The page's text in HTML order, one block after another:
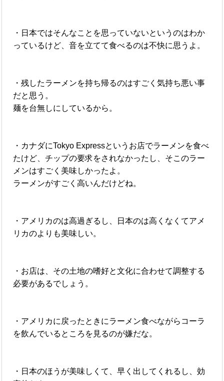
・日本ではそんなことを思っていないというのはわか
っているけど、音を立てて食べるのは不快に思うよ。
・残したラーメンを持ち帰るのはすごく気持ち悪い事
だと思う。
麺を台無しにしているから。
・カナダにTokyo Expressというお店でラーメンを食べ
たけど、チップの要求をされなかったし、そこのラー
メンはすごく美味しかったよ。
ラーメンがすごく高いんだけどね。
・アメリカのは高過ぎるし、日本のは高くなくてアメ
リカのよりも美味しい。
・お店は、その土地の嗜好と文化に合わせて調整する
必要があるでしょう。
・アメリカに戻ったときにラーメン食べながらコーラ
を飲んでいるところを見るのが嫌だな。
・日本のほうが美味しくて、早く出してくれるし、効